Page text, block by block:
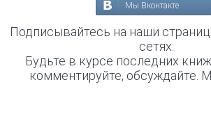
Мы Вконтакте
Подписывайтесь на наши
сетях.
Будьте в курсе последних
комментируйте, обсуждайте.